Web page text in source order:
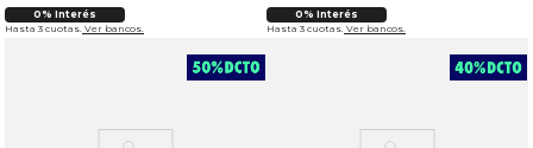
0% Interés
Hasta 3 cuotas. Ver bancos.
0% Interés
Hasta 3 cuotas. Ver bancos.